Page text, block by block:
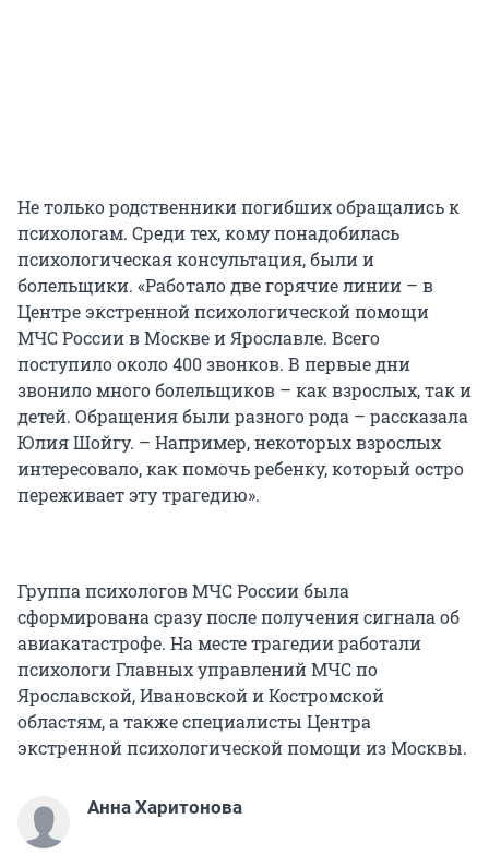
Не только родственники погибших обращались к
психологам. Среди тех, кому понадобилась
психологическая консультация, были и
болельщики. «Работало две горячие линии – в
Центре экстренной психологической помощи
МЧС России в Москве и Ярославле. Всего
поступило около 400 звонков. В первые дни
звонило много болельщиков – как взрослых, так и
детей. Обращения были разного рода – рассказала
Юлия Шойгу. – Например, некоторых взрослых
интересовало, как помочь ребенку, который остро
переживает эту трагедию».
Группа психологов МЧС России была
сформирована сразу после получения сигнала об
авиакатастрофе. На месте трагедии работали
психологи Главных управлений МЧС по
Ярославской, Ивановской и Костромской
областям, а также специалисты Центра
экстренной психологической помощи из Москвы.
Анна Харитонова